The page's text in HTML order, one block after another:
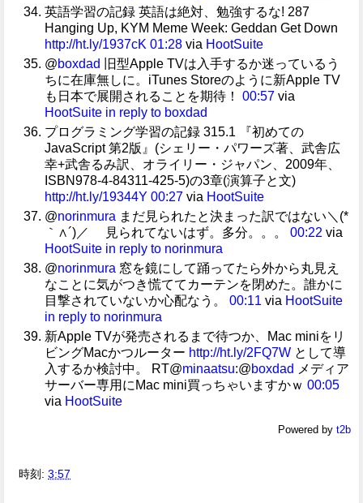
英語学習の記録 英語は絶対、勉強するな! 287
Hanging Up, KYM Meme Week: Geddan Get Down
http://ht.ly/1937cK 01:28 via HootSuite
@boxdad
旧型Apple TVは入手するか迷っているう
ちに在庫無しに。iTunes Storeのように新Apple TV
も日本で展開されることを期待！
00:57 via
HootSuite in reply to boxdad
プログラミング学習の記録 315.1 『初めての
JavaScript 第2版』(シェリー・パワーズ著、武舎広
幸+武舎るみ訳、オライリー・ジャパン、2009年、
ISBN978-4-84311-425-5)の3章(演算子と文)
http://ht.ly/19344Y 00:27 via HootSuite
@norinmura まだ見られたと決まった訳ではない＼(*
｀∧´)／ 見られてないはず。多分。。。
00:22 via
HootSuite in reply to norinmura
@norinmura 窓を鏡にして踊ってたら外から丸見え
なことに気がつき慌ててカーテンを閉めた。誰かに
目撃されていないか心配なう。
00:11 via HootSuite
in reply to norinmura
新Apple TVが発売されるまで待つか、Mac miniをリ
ビングMacかつルーター http://ht.ly/2FQ7W として導
入するか検討中。 RT@minaatsu:@boxdad メディア
サーバー専用にMac mini買っちゃいますかｗ 00:05
via HootSuite
Powered by t2b
時刻: 3:57